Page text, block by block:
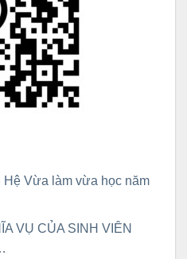
Hệ Vừa làm vừa học năm
VỤ CỦA SINH VIÊN